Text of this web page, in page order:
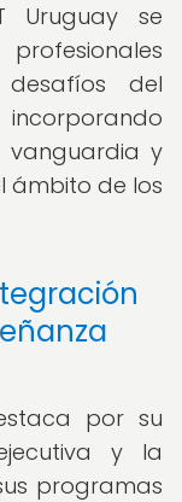
Uruguay se
del
vanguardia y
ámbito de los
por su
y la
programas